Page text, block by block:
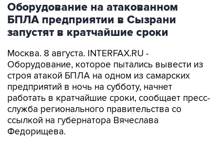
Оборудование на атакованном
БПЛА предприятии в Сызрани
запустят в кратчайшие сроки
Москва. 8 августа. INTERFAX.RU -
Оборудование, которое пытались вывести из
строя атакой БПЛА на одном из самарских
предприятий в ночь на субботу, начнет
работать в кратчайшие сроки, сообщает пресс-
служба регионального правительства со
ссылкой на губернатора Вячеслава
Федорищева.